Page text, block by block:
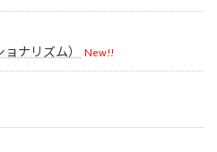
ナリズム）
New!!